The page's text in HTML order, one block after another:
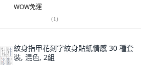
WOW免運
(1)
紋身指甲花刻字紋身貼紙情感 30 種套
裝, 混色, 2組